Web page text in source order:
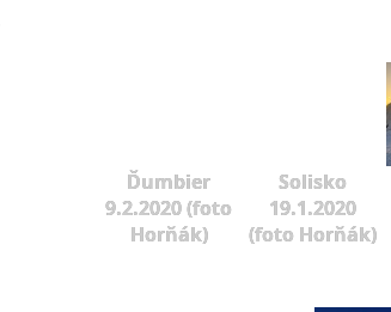
Ďumbier
9.2.2020 (foto
Horňák)
Solisko
19.1.2020
(foto Horňák)